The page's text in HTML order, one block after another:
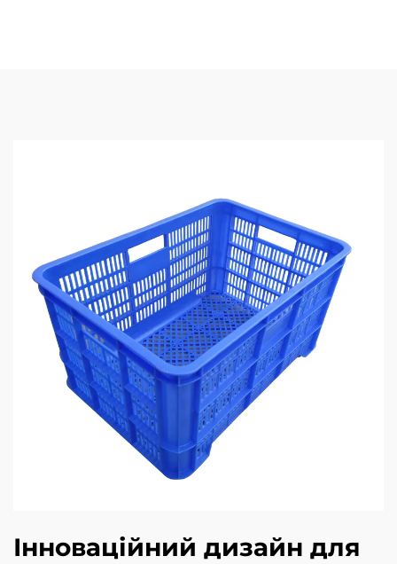
Інноваційний дизайн для